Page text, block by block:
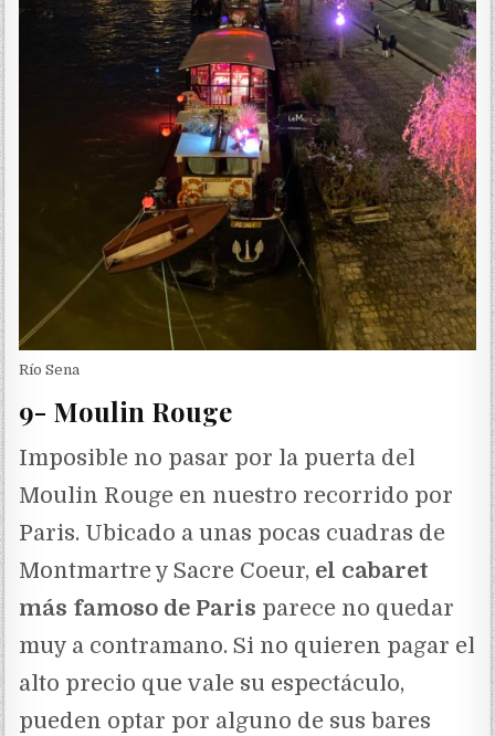
Río Sena
9- Moulin Rouge
Imposible no pasar por la puerta del
Moulin Rouge en nuestro recorrido por
Paris. Ubicado a unas pocas cuadras de
Montmartre y Sacre Coeur, el cabaret
más famoso de Paris parece no quedar
muy a contramano. Si no quieren pagar el
alto precio que vale su espectáculo,
pueden optar por alguno de sus bares